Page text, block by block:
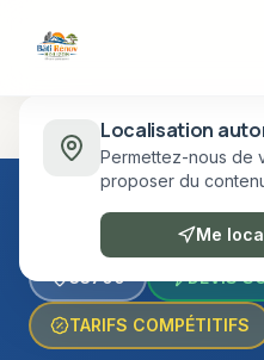
Villes
33700 DEVIS
TARIFS COMPÉTITIFS
Localisation
Permettez-nous de
proposer du
Me